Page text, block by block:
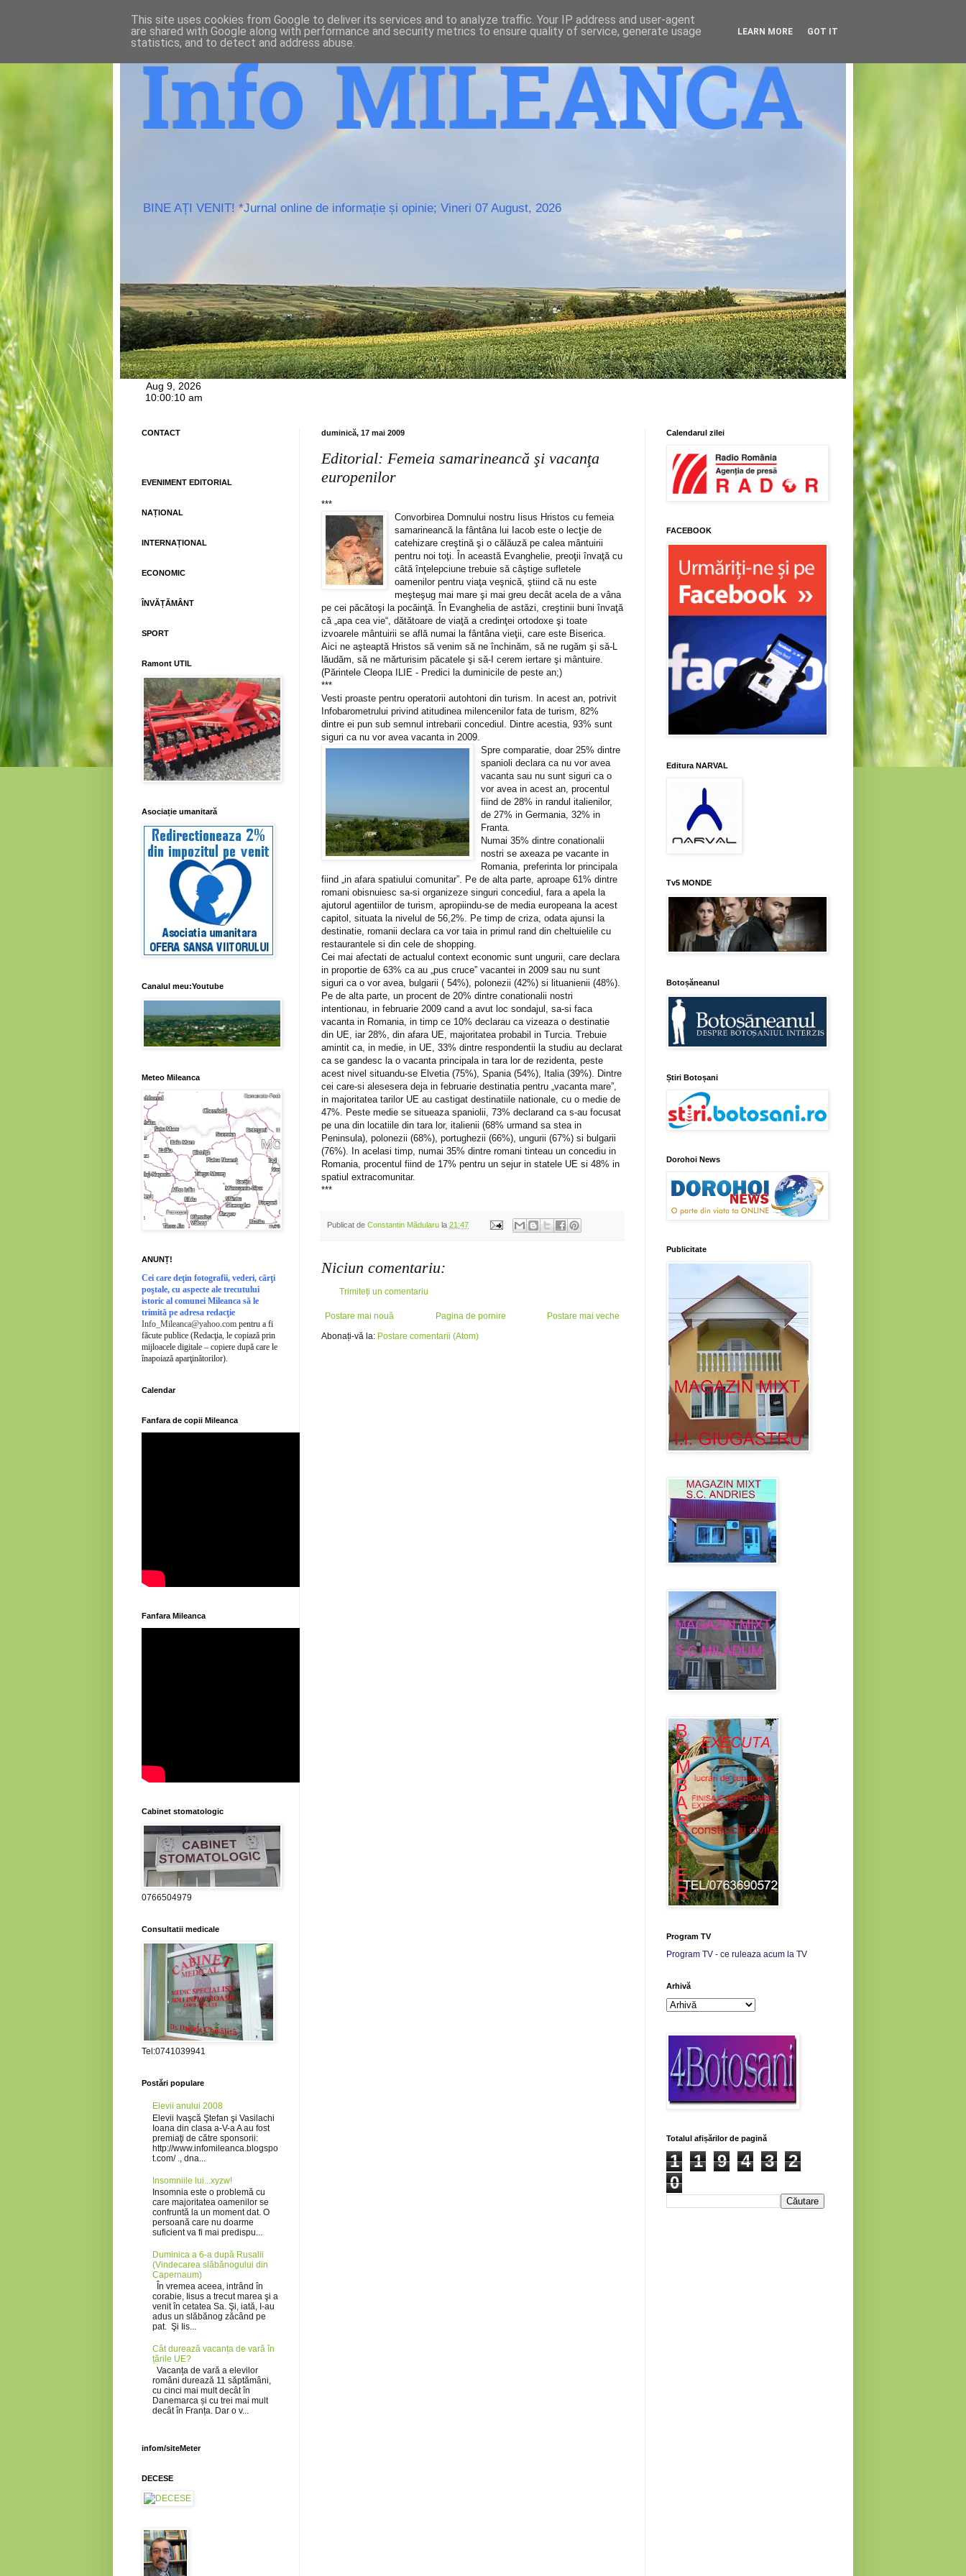
Info MILEANCA
BINE AȚI VENIT! *Jurnal online de informație și opinie; Vineri 07 August, 2026
duminică, 17 mai 2009
Editorial: Femeia samarineancă şi vacanţa
europenilor
***
Convorbirea Domnului nostru Iisus Hristos cu femeia
samarineancă la fântâna lui Iacob este o lecţie de
catehizare creştină şi o călăuză pe calea mântuirii
pentru noi toţi. În această Evanghelie, preoţii învaţă cu
câtă înţelepciune trebuie să câştige sufletele
oamenilor pentru viaţa veşnică, ştiind că nu este
meşteşug mai mare şi mai greu decât acela de a vâna
pe cei păcătoşi la pocăinţă. În Evanghelia de astăzi, creştinii buni învaţă
că „apa cea vie“, dătătoare de viaţă a credinţei ortodoxe şi toate
izvoarele mântuirii se află numai la fântâna vieţii, care este Biserica.
Aici ne aşteaptă Hristos să venim să ne închinăm, să ne rugăm şi să-L
lăudăm, să ne mărturisim păcatele şi să-I cerem iertare şi mântuire.
(Părintele Cleopa ILIE - Predici la duminicile de peste an;)
***
Vesti proaste pentru operatorii autohtoni din turism. In acest an, potrivit
Infobarometrului privind atitudinea milencenilor fata de turism, 82%
dintre ei pun sub semnul intrebarii concediul. Dintre acestia, 93% sunt
siguri ca nu vor avea vacanta in 2009.
Spre comparatie, doar 25% dintre
spanioli declara ca nu vor avea
vacanta sau nu sunt siguri ca o
vor avea in acest an, procentul
fiind de 28% in randul italienilor,
de 27% in Germania, 32% in
Franta.
Numai 35% dintre conationalii
nostri se axeaza pe vacante in
Romania, preferinta lor principala
fiind „in afara spatiului comunitar”. Pe de alta parte, aproape 61% dintre
romani obisnuiesc sa-si organizeze singuri concediul, fara a apela la
ajutorul agentiilor de turism, apropiindu-se de media europeana la acest
capitol, situata la nivelul de 56,2%. Pe timp de criza, odata ajunsi la
destinatie, romanii declara ca vor taia in primul rand din cheltuielile cu
restaurantele si din cele de shopping.
Cei mai afectati de actualul context economic sunt ungurii, care declara
in proportie de 63% ca au „pus cruce” vacantei in 2009 sau nu sunt
siguri ca o vor avea, bulgarii ( 54%), polonezii (42%) si lituanienii (48%).
Pe de alta parte, un procent de 20% dintre conationalii nostri
intentionau, in februarie 2009 cand a avut loc sondajul, sa-si faca
vacanta in Romania, in timp ce 10% declarau ca vizeaza o destinatie
din UE, iar 28%, din afara UE, majoritatea probabil in Turcia. Trebuie
amintit ca, in medie, in UE, 33% dintre respondentii la studiu au declarat
ca se gandesc la o vacanta principala in tara lor de rezidenta, peste
acest nivel situandu-se Elvetia (75%), Spania (54%), Italia (39%). Dintre
cei care-si alesesera deja in februarie destinatia pentru „vacanta mare”,
in majoritatea tarilor UE au castigat destinatiile nationale, cu o medie de
47%. Peste medie se situeaza spaniolii, 73% declarand ca s-au focusat
pe una din locatiile din tara lor, italienii (68% urmand sa stea in
Peninsula), polonezii (68%), portughezii (66%), ungurii (67%) si bulgarii
(76%). In acelasi timp, numai 35% dintre romani tinteau un concediu in
Romania, procentul fiind de 17% pentru un sejur in statele UE si 48% in
spatiul extracomunitar.
***
Publicat de Constantin Mădularu la 21:47
Niciun comentariu:
Trimiteți un comentariu
Postare mai nouă Postare mai veche
Pagina de pornire
Abonați-vă la: Postare comentarii (Atom)
CONTACT
EVENIMENT EDITORIAL
NAȚIONAL
INTERNAȚIONAL
ECONOMIC
ÎNVĂȚĂMÂNT
SPORT
Ramont UTIL
Asociație umanitară
Canalul meu:Youtube
Meteo Mileanca
ANUNȚ!
Cei care deţin fotografii, vederi, cărţi
poştale, cu aspecte ale trecutului
istoric al comunei Mileanca să le
trimită pe adresa redacţie
Info_Mileanca@yahoo.com pentru a fi
făcute publice (Redacţia, le copiază prin
mijloacele digitale – copiere după care le
înapoiază aparţinătorilor).
Calendar
Fanfara de copii Mileanca
Fanfara Mileanca
Cabinet stomatologic
0766504979
Consultatii medicale
Tel:0741039941
Postări populare
Elevii anului 2008
Elevii Ivaşcă Ştefan şi Vasilachi
Ioana din clasa a-V-a A au fost
premiaţi de către sponsorii:
http://www.infomileanca.blogspo
t.com/ ., dna...
Insomniile lui...xyzw!
Insomnia este o problemă cu
care majoritatea oamenilor se
confruntă la un moment dat. O
persoană care nu doarme
suficient va fi mai predispu...
Duminica a 6-a după Rusalii
(Vindecarea slăbănogului din
Capernaum)
În vremea aceea, intrând în
corabie, Iisus a trecut marea şi a
venit în cetatea Sa. Şi, iată, I-au
adus un slăbănog zăcând pe
pat. Şi Iis...
Cât durează vacanța de vară în
țările UE?
Vacanța de vară a elevilor
români durează 11 săptămâni,
cu cinci mai mult decât în
Danemarca și cu trei mai mult
decât în Franța. Dar o v...
infom/siteMeter
DECESE
Calendarul zilei
FACEBOOK
Editura NARVAL
Tv5 MONDE
Botoșăneanul
Știri Botoșani
Dorohoi News
Publicitate
Program TV
Program TV - ce ruleaza acum la TV
Arhivă
Totalul afișărilor de pagină
1 1 9 4 3
2
0
This site uses cookies from Google to deliver its services and to analyze traffic. Your IP address and user-agent
are shared with Google along with performance and security metrics to ensure quality of service, generate usage
statistics, and to detect and address abuse.
LEARN MORE GOT IT